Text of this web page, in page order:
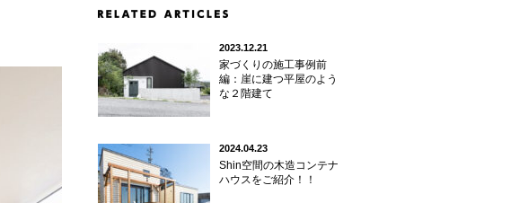
2023.12.21
家づくりの施工事例前
編：崖に建つ平屋のよう
な２階建て
2024.04.23
Shin空間の木造コンテナ
ハウスをご紹介！！